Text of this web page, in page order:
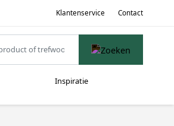
Klantenservice Contact
Inspiratie